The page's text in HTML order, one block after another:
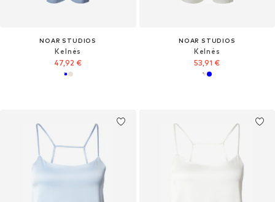
NOAR STUDIOS
Kelnės
47,92 €
NOAR STUDIOS
Kelnės
53,91 €